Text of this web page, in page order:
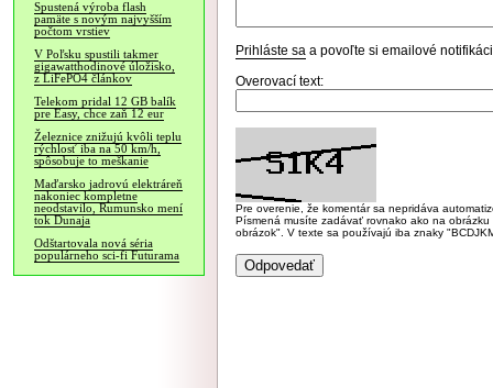
Spustená výroba flash
pamäte s novým najvyšším
počtom vrstiev
V Poľsku spustili takmer
gigawatthodinové úložisko,
z LiFePO4 článkov
Telekom pridal 12 GB balík
pre Easy, chce zaň 12 eur
Železnice znižujú kvôli teplu
rýchlosť iba na 50 km/h,
spôsobuje to meškanie
Maďarsko jadrovú elektráreň
nakoniec kompletne
neodstavilo, Rumunsko mení
tok Dunaja
Odštartovala nová séria
populárneho sci-fi Futurama
Prihláste sa a povoľte si emailové
Overovací text:
Pre overenie, že komentár sa nepridáva
Písmená musíte zadávať rovnako ako na
obrázok". V texte sa používajú iba znaky